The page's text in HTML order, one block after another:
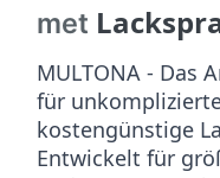
met
MULTONA - Das
für
kostengünstige
Entwickelt für